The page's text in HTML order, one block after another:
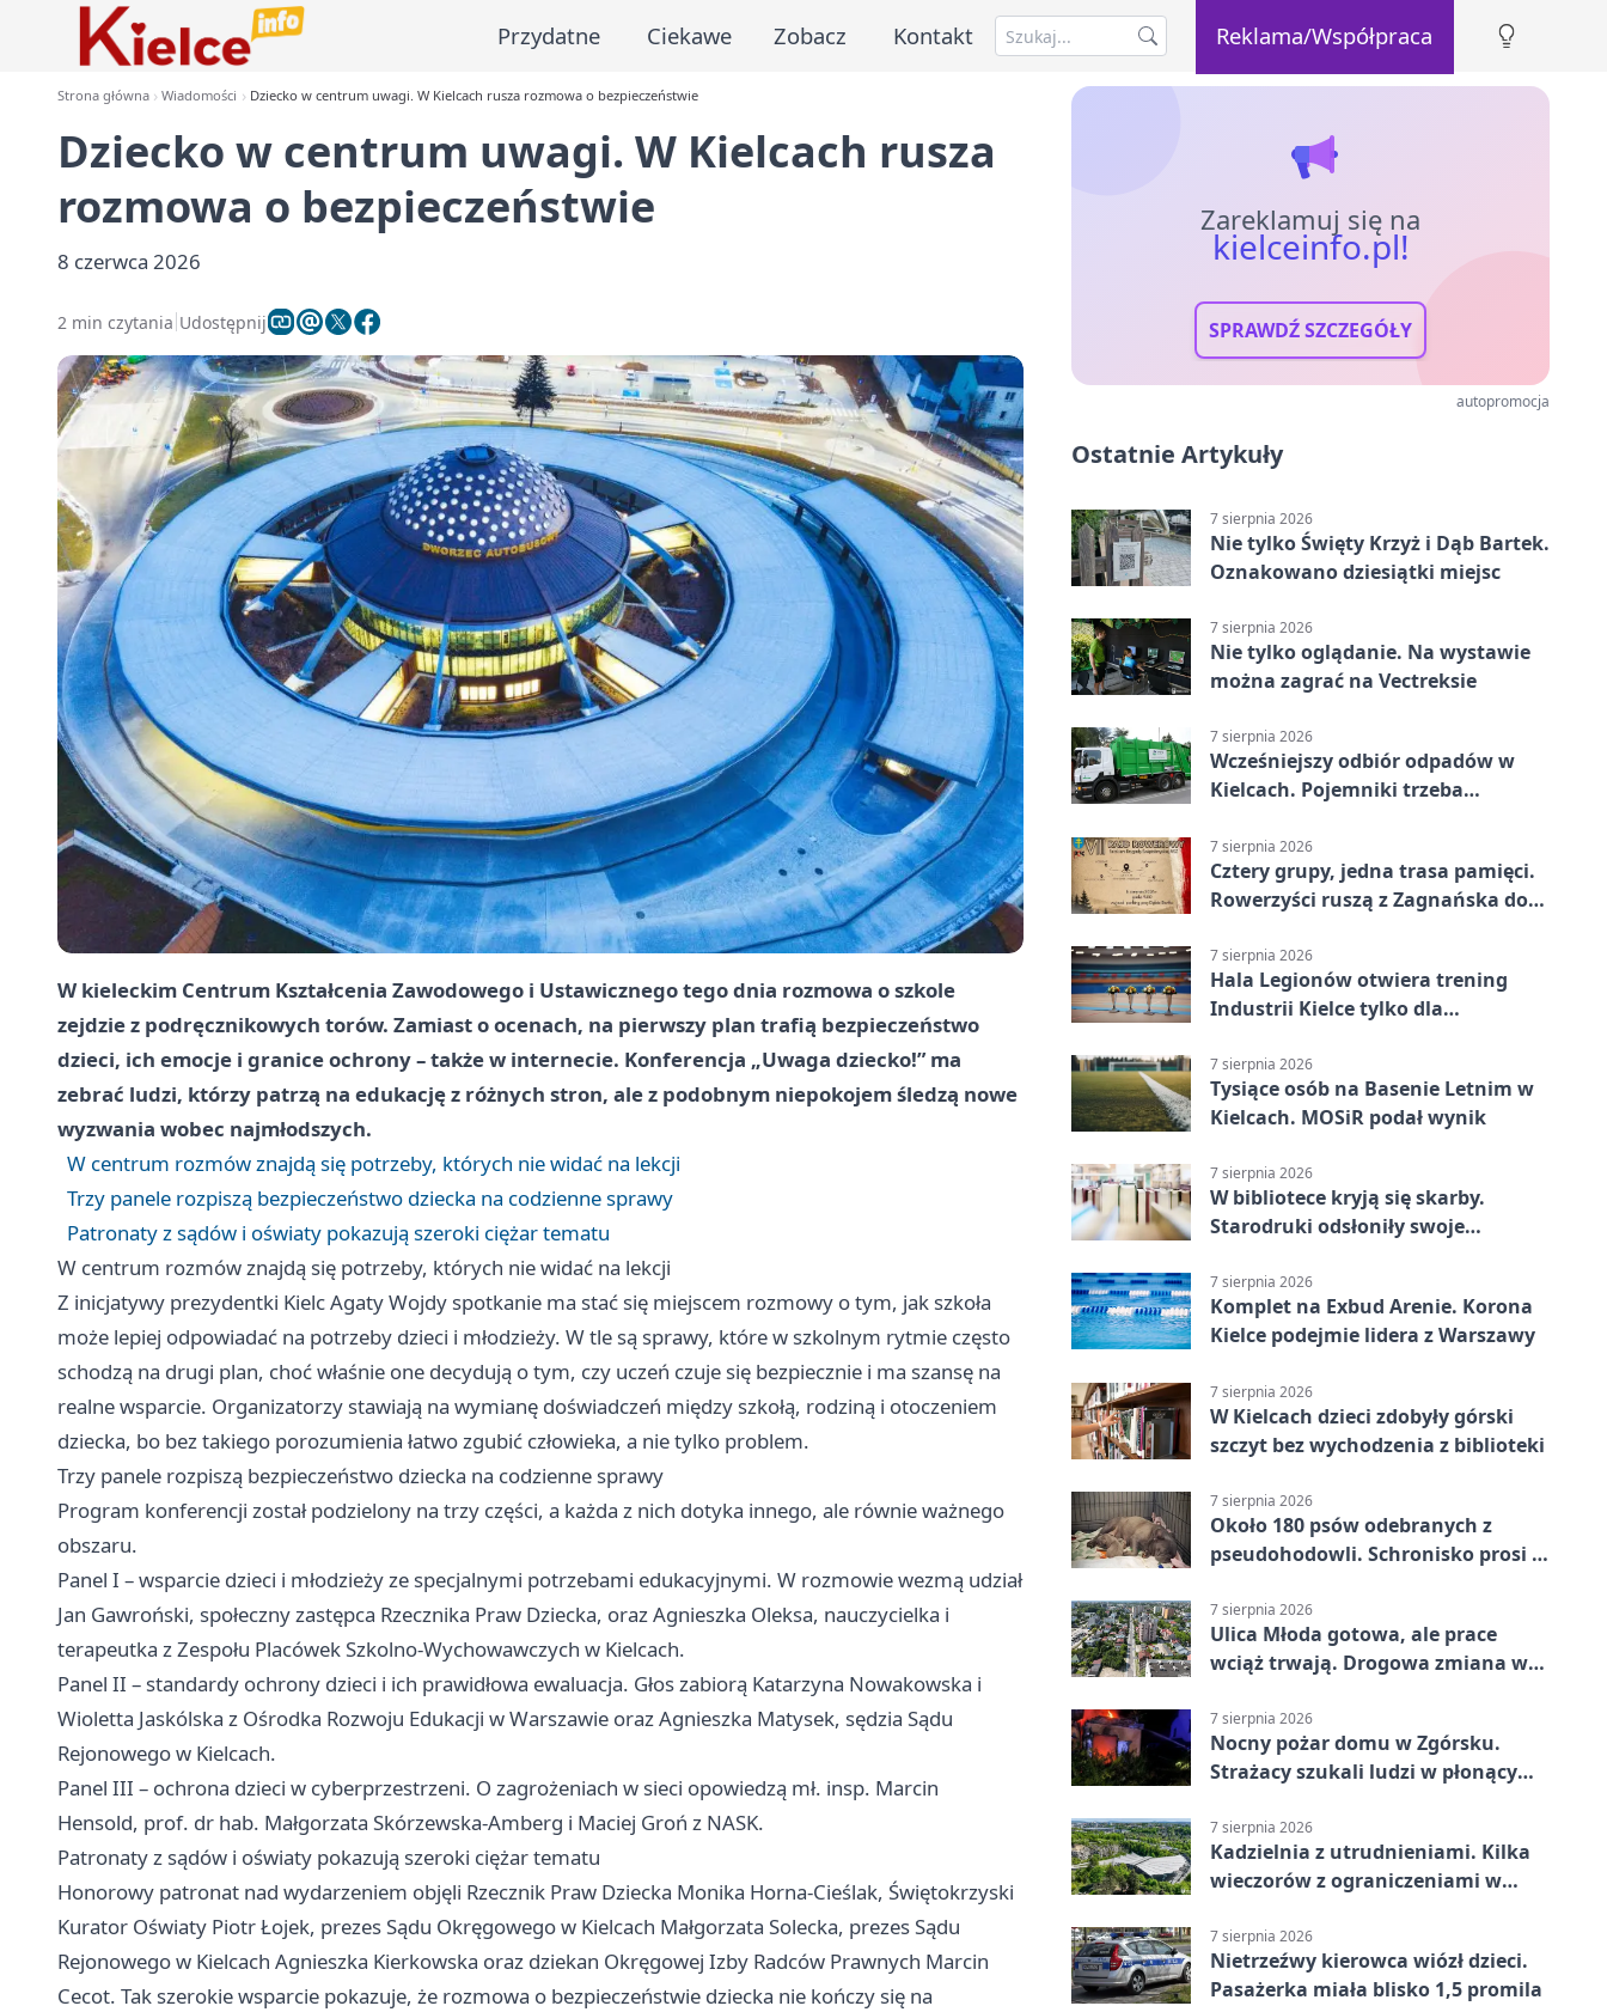
Przydatne Ciekawe Zobacz Kontakt Reklama/Współpraca
Strona główna Wiadomości Dziecko w centrum uwagi. W Kielcach rusza rozmowa o bezpieczeństwie
Dziecko w centrum uwagi. W Kielcach rusza
rozmowa o bezpieczeństwie
8 czerwca 2026
2 min czytania Udostępnij
W kieleckim Centrum Kształcenia Zawodowego i Ustawicznego tego dnia rozmowa o szkole
zejdzie z podręcznikowych torów. Zamiast o ocenach, na pierwszy plan trafią bezpieczeństwo
dzieci, ich emocje i granice ochrony – także w internecie. Konferencja „Uwaga dziecko!” ma
zebrać ludzi, którzy patrzą na edukację z różnych stron, ale z podobnym niepokojem śledzą nowe
wyzwania wobec najmłodszych.
W centrum rozmów znajdą się potrzeby, których nie widać na lekcji
Trzy panele rozpiszą bezpieczeństwo dziecka na codzienne sprawy
Patronaty z sądów i oświaty pokazują szeroki ciężar tematu
W centrum rozmów znajdą się potrzeby, których nie widać na lekcji
Z inicjatywy prezydentki Kielc Agaty Wojdy spotkanie ma stać się miejscem rozmowy o tym, jak szkoła
może lepiej odpowiadać na potrzeby dzieci i młodzieży. W tle są sprawy, które w szkolnym rytmie często
schodzą na drugi plan, choć właśnie one decydują o tym, czy uczeń czuje się bezpiecznie i ma szansę na
realne wsparcie. Organizatorzy stawiają na wymianę doświadczeń między szkołą, rodziną i otoczeniem
dziecka, bo bez takiego porozumienia łatwo zgubić człowieka, a nie tylko problem.
Trzy panele rozpiszą bezpieczeństwo dziecka na codzienne sprawy
Program konferencji został podzielony na trzy części, a każda z nich dotyka innego, ale równie ważnego
obszaru.
Panel I – wsparcie dzieci i młodzieży ze specjalnymi potrzebami edukacyjnymi. W rozmowie wezmą udział
Jan Gawroński, społeczny zastępca Rzecznika Praw Dziecka, oraz Agnieszka Oleksa, nauczycielka i
terapeutka z Zespołu Placówek Szkolno-Wychowawczych w Kielcach.
Panel II – standardy ochrony dzieci i ich prawidłowa ewaluacja. Głos zabiorą Katarzyna Nowakowska i
Wioletta Jaskólska z Ośrodka Rozwoju Edukacji wWarszawie oraz Agnieszka Matysek, sędzia Sądu
Rejonowego w Kielcach.
Panel III – ochrona dzieci w cyberprzestrzeni. O zagrożeniach w sieci opowiedzą mł. insp. Marcin
Hensold, prof. dr hab. Małgorzata Skórzewska-Amberg i Maciej Groń z NASK.
Patronaty z sądów i oświaty pokazują szeroki ciężar tematu
Honorowy patronat nad wydarzeniem objęli Rzecznik Praw Dziecka Monika Horna-Cieślak, Świętokrzyski
Kurator Oświaty Piotr Łojek, prezes Sądu Okręgowego w Kielcach Małgorzata Solecka, prezes Sądu
Rejonowego w Kielcach Agnieszka Kierkowska oraz dziekan Okręgowej Izby Radców Prawnych Marcin
Cecot. Tak szerokie wsparcie pokazuje, że rozmowa o bezpieczeństwie dziecka nie kończy się na
Zareklamuj się na
kielceinfo.pl!
SPRAWDŹ SZCZEGÓŁY
autopromocja
Ostatnie Artykuły
7 sierpnia 2026
Nie tylko Święty Krzyż i Dąb Bartek.
Oznakowano dziesiątki miejsc
7 sierpnia 2026
Nie tylko oglądanie. Na wystawie
można zagrać na Vectreksie
7 sierpnia 2026
Wcześniejszy odbiór odpadów w
Kielcach. Pojemniki trzeba
7 sierpnia 2026
Cztery grupy, jedna trasa pamięci.
Rowerzyści ruszą z Zagnańska do
7 sierpnia 2026
Hala Legionów otwiera trening
Industrii Kielce tylko dla
7 sierpnia 2026
Tysiące osób na Basenie Letnim w
Kielcach. MOSiR podał wynik
7 sierpnia 2026
W bibliotece kryją się skarby.
Starodruki odsłoniły swoje
7 sierpnia 2026
Komplet na Exbud Arenie. Korona
Kielce podejmie lidera z Warszawy
7 sierpnia 2026
W Kielcach dzieci zdobyły górski
szczyt bez wychodzenia z biblioteki
7 sierpnia 2026
Około 180 psów odebranych z
pseudohodowli. Schronisko prosi o
7 sierpnia 2026
Ulica Młoda gotowa, ale prace
wciąż trwają. Drogowa zmiana w
7 sierpnia 2026
Nocny pożar domu w Zgórsku.
Strażacy szukali ludzi w płonącym
7 sierpnia 2026
Kadzielnia z utrudnieniami. Kilka
wieczorów z ograniczeniami w
7 sierpnia 2026
Nietrzeźwy kierowca wiózł dzieci.
Pasażerka miała blisko 1,5 promila